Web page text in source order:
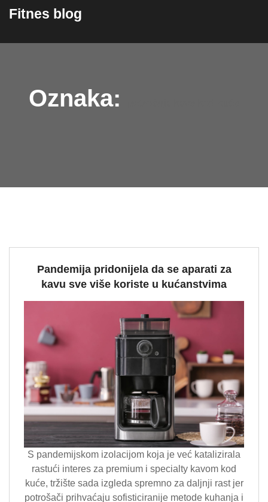
Fitnes blog
Oznaka:
Pandemija pridonijela da se aparati za
kavu sve više koriste u kućanstvima
S pandemijskom izolacijom koja je već katalizirala
rastući interes za premium i specialty kavom kod
kuće, tržište sada izgleda spremno za daljnji rast jer
potrošači prihvaćaju sofisticiranije metode kuhanja i